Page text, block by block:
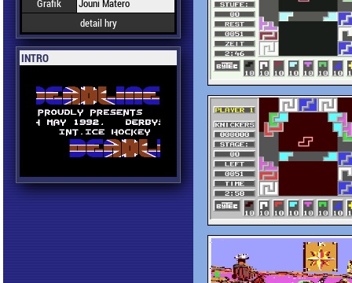
Grafik
Jouni Matero
detail hry
INTRO